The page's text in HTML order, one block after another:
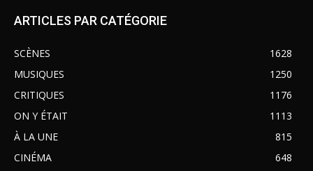
ARTICLES PAR CATÉGORIE
SCÈNES
1628
MUSIQUES
1250
CRITIQUES
1176
ON Y ÉTAIT
1113
À LA UNE
815
CINÉMA
648